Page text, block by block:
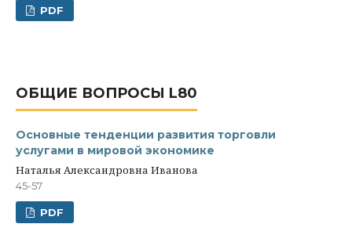
PDF
ОБЩИЕ ВОПРОСЫ L80
Основные тенденции развития торговли
услугами в мировой экономике
Наталья Александровна Иванова
45-57
PDF